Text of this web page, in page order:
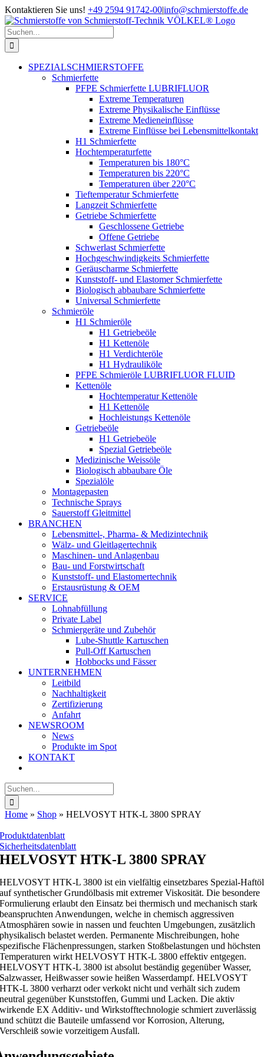
Zum
Inhalt
springen
Kontaktieren Sie uns! +49 2594 91742-00|info@schmierstoffe.de
Suche
nach:
SPEZIALSCHMIERSTOFFE
Schmierfette
PFPE Schmierfette LUBRIFLUOR
Extreme Temperaturen
Extreme Physikalische Einflüsse
Extreme Medieneinflüsse
Extreme Einflüsse bei Lebensmittelkontakt
H1 Schmierfette
Hochtemperaturfette
Temperaturen bis 180°C
Temperaturen bis 220°C
Temperaturen über 220°C
Tieftemperatur Schmierfette
Langzeit Schmierfette
Getriebe Schmierfette
Geschlossene Getriebe
Offene Getriebe
Schwerlast Schmierfette
Hochgeschwindigkeits Schmierfette
Geräuscharme Schmierfette
Kunststoff- und Elastomer Schmierfette
Biologisch abbaubare Schmierfette
Universal Schmierfette
Schmieröle
H1 Schmieröle
H1 Getriebeöle
H1 Kettenöle
H1 Verdichteröle
H1 Hydrauliköle
PFPE Schmieröle LUBRIFLUOR FLUID
Kettenöle
Hochtemperatur Kettenöle
H1 Kettenöle
Hochleistungs Kettenöle
Getriebeöle
H1 Getriebeöle
Spezial Getriebeöle
Medizinische Weissöle
Biologisch abbaubare Öle
Spezialöle
Montagepasten
Technische Sprays
Sauerstoff Gleitmittel
BRANCHEN
Lebensmittel-, Pharma- & Medizintechnik
Wälz- und Gleitlagertechnik
Maschinen- und Anlagenbau
Bau- und Forstwirtschaft
Kunststoff- und Elastomertechnik
Erstausrüstung & OEM
SERVICE
Lohnabfüllung
Private Label
Schmiergeräte und Zubehör
Lube-Shuttle Kartuschen
Pull-Off Kartuschen
Hobbocks und Fässer
UNTERNEHMEN
Leitbild
Nachhaltigkeit
Zertifizierung
Anfahrt
NEWSROOM
News
Produkte im Spot
KONTAKT
Suche
nach:
Home » Shop » HELVOSYT HTK-L 3800 SPRAY
Produktdatenblatt
Sicherheitsdatenblatt
HELVOSYT HTK-L 3800 SPRAY
HELVOSYT HTK-L 3800 ist ein vielfältig einsetzbares Spezial-Haftöl
auf synthetischer Grundölbasis mit extremer Viskosität. Die besondere
Formulierung erlaubt den Einsatz bei thermisch und mechanisch stark
beanspruchten Anwendungen, welche in chemisch aggressiven
Atmosphären sowie in nassen und feuchten Umgebungen, zusätzlich
physikalisch belastet werden. Permanente Mischreibungen, hohe
spezifische Flächenpressungen, starken Stoßbelastungen und höchsten
Temperaturen wirkt HELVOSYT HTK-L 3800 effektiv entgegen.
HELVOSYT HTK-L 3800 ist absolut beständig gegenüber Wasser,
Salzwasser, Heißwasser sowie heißen Wasserdampf. HELVOSYT
HTK-L 3800 verharzt oder verkokt nicht und verhält sich zudem
neutral gegenüber Kunststoffen, Gummi und Lacken. Die aktiv
wirkende EX Additiv- und Wirkstofftechnologie schmiert zuverlässig
und schützt die Bauteile umfassend vor Korrosion, Alterung,
Verschleiß sowie vorzeitigem Ausfall.